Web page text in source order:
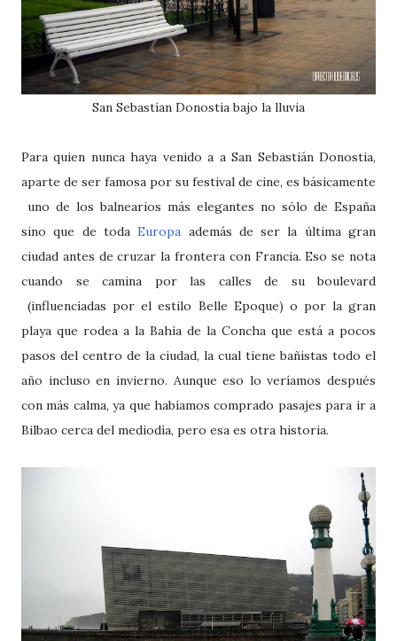
San Sebastían Donostia bajo la lluvia
Para quien nunca haya venido a a San Sebastián Donostia,
aparte de ser famosa por su festival de cine, es básicamente
uno de los balnearios más elegantes no sólo de España
sino que de todaEuropa además de ser la última gran
ciudad antes de cruzar la frontera con Francia. Eso se nota
cuando se camina por las calles de su boulevard
(influenciadas por el estilo Belle Epoque) o por la gran
playa que rodea a la Bahía de la Concha que está a pocos
pasos del centro de la ciudad, la cual tiene bañistas todo el
año incluso en invierno. Aunque eso lo veríamos después
con más calma, ya que habíamos comprado pasajes para ir a
Bilbao cerca del mediodía, pero esa es otra historia.